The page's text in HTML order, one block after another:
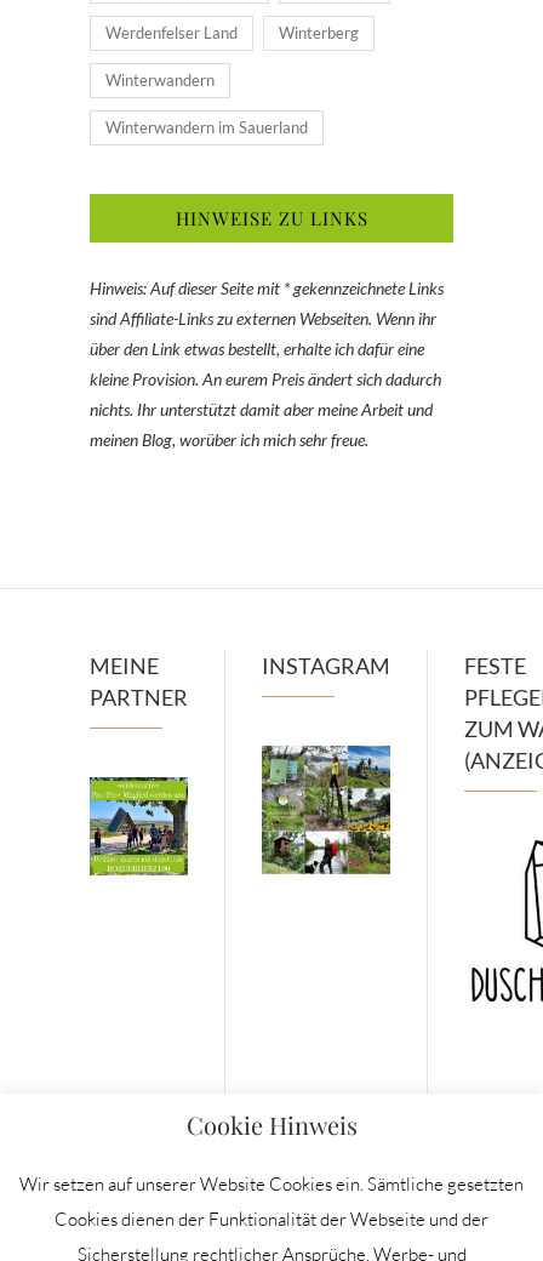
Werdenfelser Land Winterberg
Winterwandern
Winterwandern im Sauerland
HINWEISE ZU LINKS
Hinweis: Auf dieser Seite mit * gekennzeichnete Links
sind Affiliate-Links zu externen Webseiten. Wenn ihr
über den Link etwas bestellt, erhalte ich dafür eine
kleine Provision. An eurem Preis ändert sich dadurch
nichts. Ihr unterstützt damit aber meine Arbeit und
meinen Blog, worüber ich mich sehr freue.
MEINE
PARTNER
INSTAGRAM
FESTE
ZUM
Cookie Hinweis
Wir setzen auf unserer Website Cookies ein. Sämtliche gesetzten
Cookies dienen der Funktionalität der Webseite und der
Sicherstellung rechtlicher Ansprüche. Werbe- und